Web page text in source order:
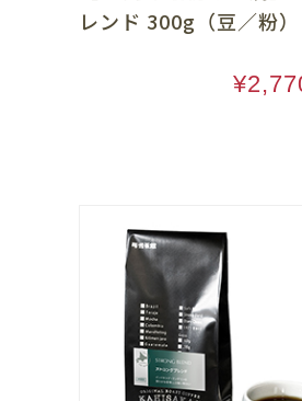
レンド 300g（豆／粉）